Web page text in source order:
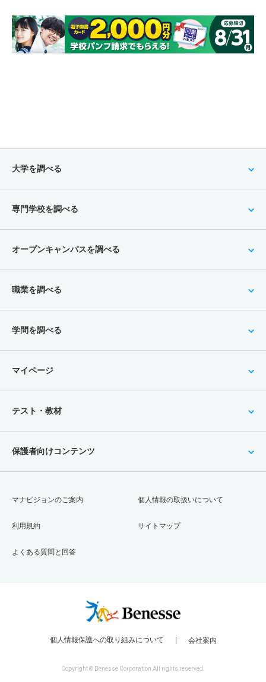
大学を調べる
専門学校を調べる
オープンキャンパスを調べる
職業を調べる
学問を調べる
マイページ
テスト・教材
保護者向けコンテンツ
マナビジョンのご案内
利用規約
よくある質問と回答
個人情報の取扱いについて
サイトマップ
個人情報保護への取り組みについて 会社案内
Copyright © Benesse Corporation All rights reserved.